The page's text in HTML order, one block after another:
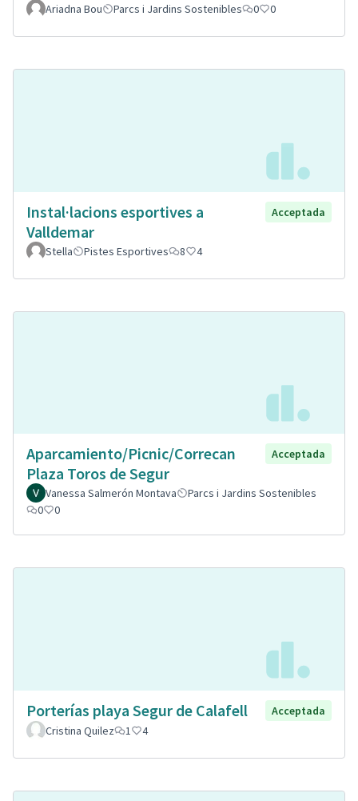
Ariadna Bou Parcs i Jardins Sostenibles 0 0
Instal·lacions esportives a
Valldemar
Acceptada
Stella Pistes Esportives 8 4
Aparcamiento/Picnic/Correcan
Plaza Toros de Segur
Acceptada
Vanessa Salmerón Montava
Parcs i Jardins Sostenibles
0
0
Porterías playa Segur de Calafell
Acceptada
Cristina Quilez
1 4